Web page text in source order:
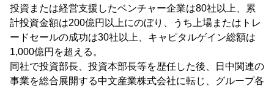
投資または経営支援したベンチャー企業は80社以上、累
計投資金額は200億円以上にのぼり、うち上場またはトレ
ードセールの成功は30社以上、キャピタルゲイン総額は
1,000億円を超える。
同社で投資部長、投資本部長等を歴任した後、日中関連の
事業を総合展開する中文産業株式会社に転じ、グループ各